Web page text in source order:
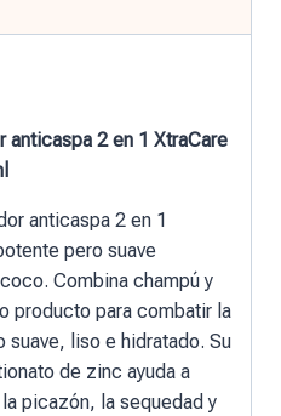
anticaspa 2 en 1 XtraCare
anticaspa 2 en 1
pero suave
Combina champú y
producto para combatir la
liso e hidratado. Su
de zinc ayuda a
picazón, la sequedad y